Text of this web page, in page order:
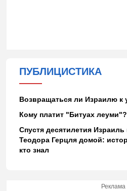
ПУБЛИЦИСТИКА
Возвращаться ли Израилю к
Кому платит "Битуах леуми"?
Спустя десятилетия
Теодора Герцля домой:
кто знал
Реклама